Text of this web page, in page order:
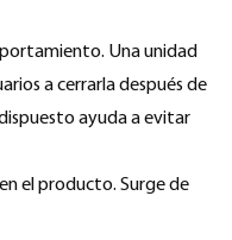
Una unidad
a cerrarla después de
ayuda a evitar
el producto. Surge de